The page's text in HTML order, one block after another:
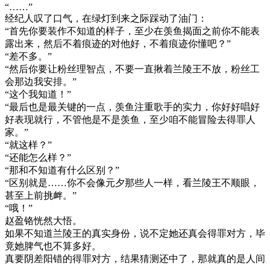
“……”
经纪人叹了口气，在绿灯到来之际踩动了油门：
“首先你要装作不知道的样子，至少在羡鱼揭面之前你不能表
露出来，然后不着痕迹的对他好，不着痕迹你懂吧？”
“差不多。”
“然后你要让粉丝理智点，不要一直揪着兰陵王不放，粉丝工
会那边我安排。”
“这个我知道！”
“最后也是最关键的一点，羡鱼注重歌手的实力，你好好唱好
好表现就行，不管他是不是羡鱼，至少咱不能冒险去得罪人
家。”
“就这样？”
“还能怎么样？”
“那和不知道有什么区别？”
“区别就是……你不会像元夕那些人一样，看兰陵王不顺眼，
甚至上前挑衅。”
“哦！”
赵盈铬恍然大悟。
如果不知道兰陵王的真实身份，说不定她还真会得罪对方，毕
竟她脾气也不算多好。
真要阴差阳错的得罪对方，结果猜测还中了，那就真的是人间